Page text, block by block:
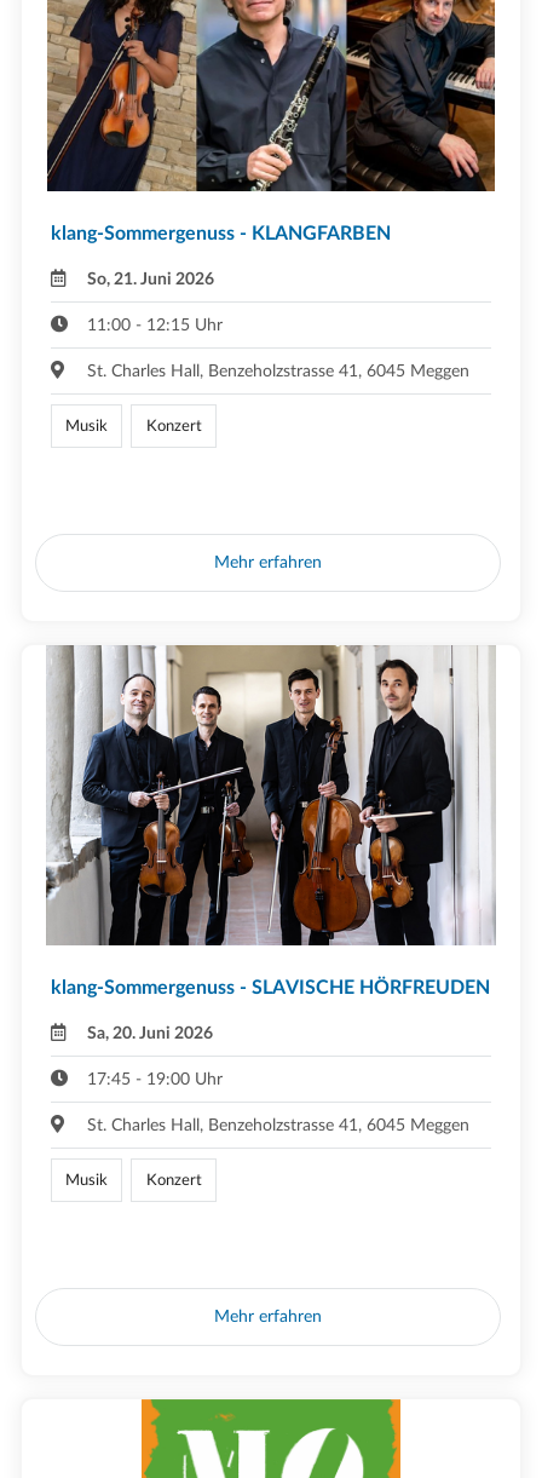
klang-Sommergenuss - KLANGFARBEN
So, 21. Juni 2026
11:00 - 12:15 Uhr
St. Charles Hall, Benzeholzstrasse 41, 6045 Meggen
Musik Konzert
Mehr erfahren
klang-Sommergenuss - SLAVISCHE HÖRFREUDEN
Sa, 20. Juni 2026
17:45 - 19:00 Uhr
St. Charles Hall, Benzeholzstrasse 41, 6045 Meggen
Musik Konzert
Mehr erfahren